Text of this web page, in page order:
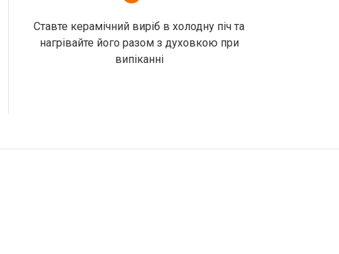
Ставте керамічний виріб в холодну піч та
нагрівайте його разом з духовкою при
випіканні